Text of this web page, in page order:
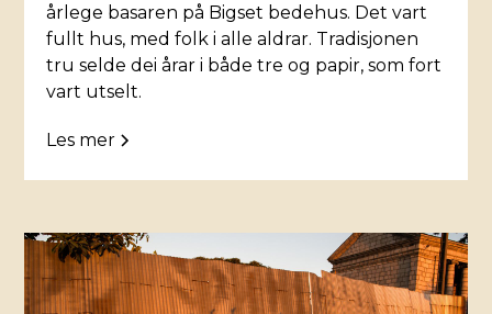
årlege basaren på Bigset bedehus. Det vart
fullt hus, med folk i alle aldrar. Tradisjonen
tru selde dei årar i både tre og papir, som fort
vart utselt.
Les mer